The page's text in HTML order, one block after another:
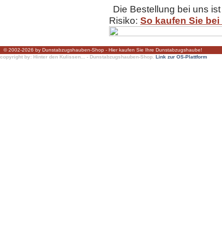
Die Bestellung bei uns
Risiko: So kaufen Sie
© 2002-2026 by Dunstabzugshauben-Shop - Hier kaufen Sie Ihre Dunstabzugshaube!
copyright by: Hinter den Kulissen... - Dunstabzugshauben-Shop. Link zur OS-Plattform